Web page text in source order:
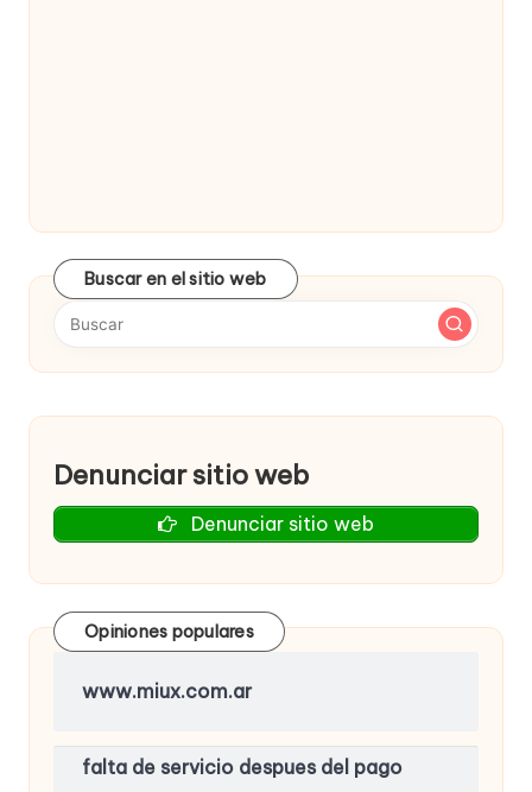
Buscar en el sitio web
Denunciar sitio web
Denunciar sitio web
Opiniones populares
www.miux.com.ar
falta de servicio despues del pago